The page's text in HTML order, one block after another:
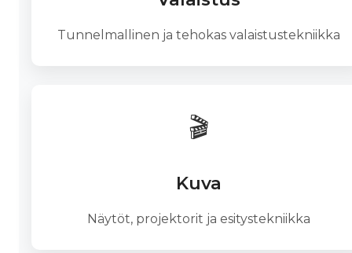
Tunnelmallinen ja tehokas valaistustekniikka
🎬
Kuva
Näytöt, projektorit ja esitystekniikka